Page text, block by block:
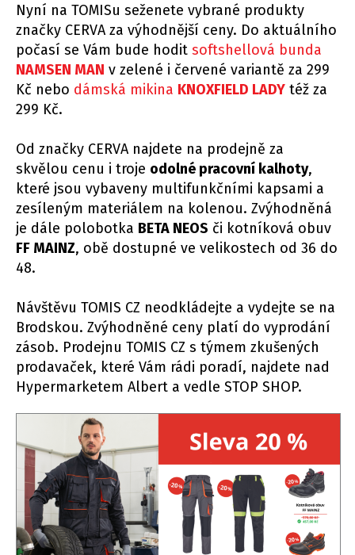
Nyní na TOMISu seženete vybrané produkty
značky CERVA za výhodnější ceny. Do aktuálního
počasí se Vám bude hodit softshellová bunda
NAMSEN MAN v zelené i červené variantě za 299
Kč nebo dámská mikina KNOXFIELD LADY též za
299 Kč.
Od značky CERVA najdete na prodejně za
skvělou cenu i troje odolné pracovní kalhoty,
které jsou vybaveny multifunkčními kapsami a
zesíleným materiálem na kolenou. Zvýhodněná
je dále polobotka BETA NEOS či kotníková obuv
FF MAINZ, obě dostupné ve velikostech od 36 do
48.
Návštěvu TOMIS CZ neodkládejte a vydejte se na
Brodskou. Zvýhodněné ceny platí do vyprodání
zásob. Prodejnu TOMIS CZ s týmem zkušených
prodavaček, které Vám rádi poradí, najdete nad
Hypermarketem Albert a vedle STOP SHOP.